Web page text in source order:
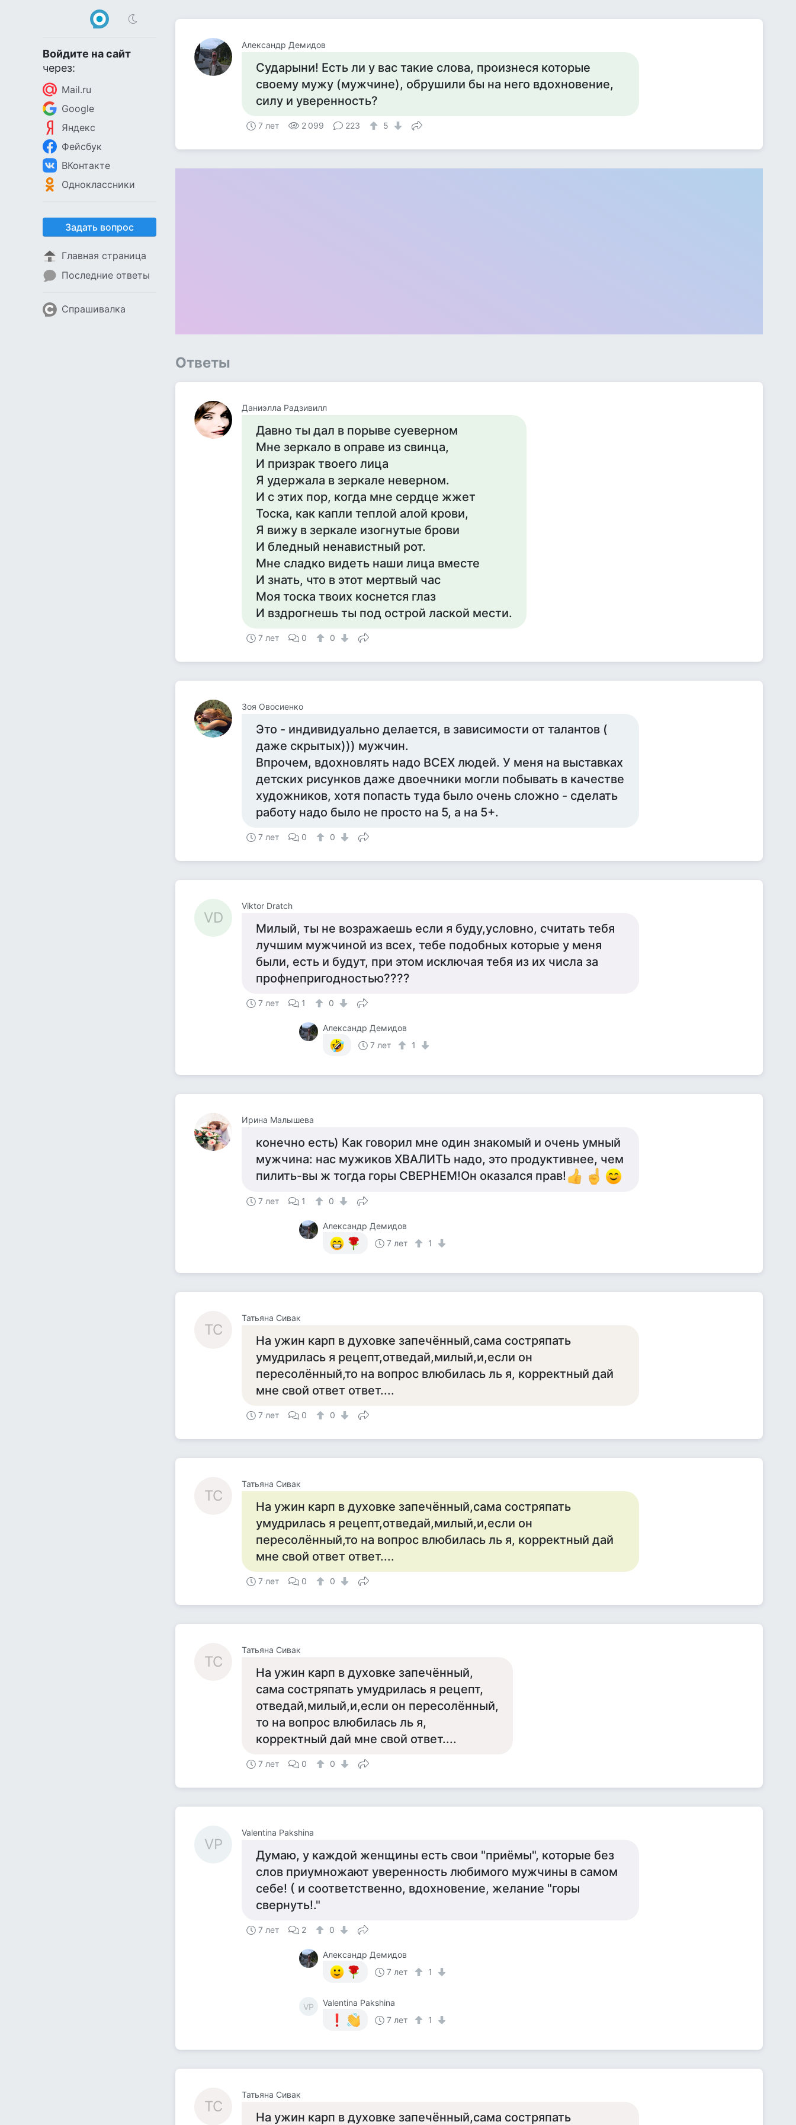
Войдите на сайт
через:
Mail.ru
Google
Яндекс
Фейсбук
ВКонтакте
Одноклассники
Задать вопрос
Главная страница
Последние ответы
Спрашивалка
Александр Демидов
Сударыни! Есть ли у вас такие слова, произнеся которые
своему мужу (мужчине), обрушили бы на него вдохновение,
силу и уверенность?
7 лет 2 099 223 5
Ответы
Даниэлла Радзивилл
Давно ты дал в порыве суеверном
Мне зеркало в оправе из свинца,
И призрак твоего лица
Я удержала в зеркале неверном.
И с этих пор, когда мне сердце жжет
Тоска, как капли теплой алой крови,
Я вижу в зеркале изогнутые брови
И бледный ненавистный рот.
Мне сладко видеть наши лица вместе
И знать, что в этот мертвый час
Моя тоска твоих коснется глаз
И вздрогнешь ты под острой лаской мести.
7 лет 0 0
Зоя Овосиенко
Это - индивидуально делается, в зависимости от талантов (
даже скрытых))) мужчин.
Впрочем, вдохновлять надо ВСЕХ людей. У меня на выставках
детских рисунков даже двоечники могли побывать в качестве
художников, хотя попасть туда было очень сложно - сделать
работу надо было не просто на 5, а на 5+.
7 лет 0 0
VD
Viktor Dratch
Милый, ты не возражаешь если я буду,условно, считать тебя
лучшим мужчиной из всех, тебе подобных которые у меня
были, есть и будут, при этом исключая тебя из их числа за
профнепригодностью????
7 лет 1 0
Александр Демидов
7 лет
1
Ирина Малышева
конечно есть) Как говорил мне один знакомый и очень умный
мужчина: нас мужиков ХВАЛИТЬ надо, это продуктивнее, чем
пилить-вы ж тогда горы СВЕРНЕМ!Он оказался прав!
7 лет 1 0
Александр Демидов
7 лет
1
ТС
Татьяна Сивак
На ужин карп в духовке запечённый,сама состряпать
умудрилась я рецепт,отведай,милый,и,если он
пересолённый,то на вопрос влюбилась ль я, корректный дай
мне свой ответ ответ....
7 лет 0 0
ТС
Татьяна Сивак
На ужин карп в духовке запечённый,сама состряпать
умудрилась я рецепт,отведай,милый,и,если он
пересолённый,то на вопрос влюбилась ль я, корректный дай
мне свой ответ ответ....
7 лет 0 0
ТС
Татьяна Сивак
На ужин карп в духовке запечённый,
сама состряпать умудрилась я рецепт,
отведай,милый,и,если он пересолённый,
то на вопрос влюбилась ль я,
корректный дай мне свой ответ....
7 лет 0 0
VP
Valentina Pakshina
Думаю, у каждой женщины есть свои "приёмы", которые без
слов приумножают уверенность любимого мужчины в самом
себе! ( и соответственно, вдохновение, желание "горы
свернуть!."
7 лет 2 0
Александр Демидов
7 лет
1
VP
Valentina Pakshina
7 лет
1
ТС
Татьяна Сивак
На ужин карп в духовке запечённый,сама состряпать